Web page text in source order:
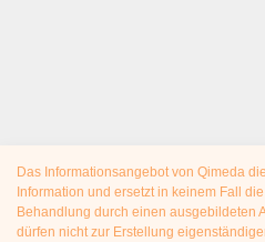
Das Informationsangebot von Qimeda
Information und ersetzt in keinem Fall
Behandlung durch einen ausgebildeten
dürfen nicht zur Erstellung